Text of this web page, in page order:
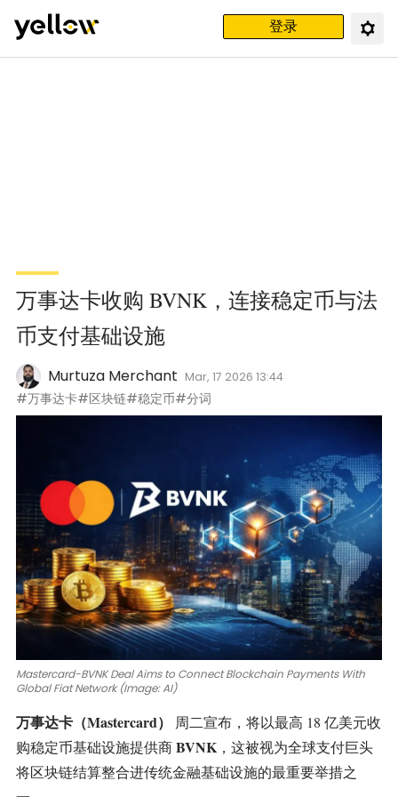
登录
万事达卡收购 BVNK，连接稳定币与法
币支付基础设施
Murtuza Merchant Mar, 17 2026 13:44
#万事达卡#区块链#稳定币#分词
Mastercard-BVNK Deal Aims to Connect Blockchain Payments With
Global Fiat Network (Image: AI)
万事达卡（Mastercard）
周二宣布，将以最高 18 亿美元收
购稳定币基础设施提供商BVNK ，这被视为全球支付巨头
将区块链结算整合进传统金融基础设施的最重要举措之